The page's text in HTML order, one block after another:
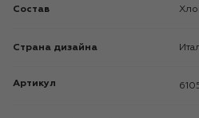
Состав
Страна дизайна
Артикул